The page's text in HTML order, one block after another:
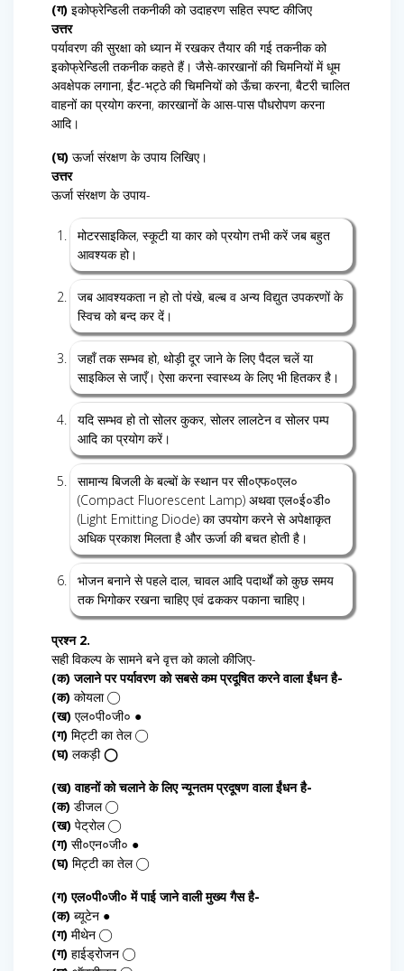
(ग) इकोफ्रेन्डिली तकनीकी को उदाहरण सहित स्पष्ट कीजिए
उत्तर
पर्यावरण की सुरक्षा को ध्यान में रखकर तैयार की गई तकनीक को
इकोफ्रेन्डिली तकनीक कहते हैं। जैसे-कारखानों की चिमनियों में धूम
अवक्षेपक लगाना, ईंट-भट्ठे की चिमनियों को ऊँचा करना, बैटरी चालित
वाहनों का प्रयोग करना, कारखानों के आस-पास पौधरोपण करना
आदि।
(घ) ऊर्जा संरक्षण के उपाय लिखिए।
उत्तर
ऊर्जा संरक्षण के उपाय-
मोटरसाइकिल, स्कूटी या कार को प्रयोग तभी करें जब बहुत
आवश्यक हो।
जब आवश्यकता न हो तो पंखे, बल्ब व अन्य विद्युत उपकरणों के
स्विच को बन्द कर दें।
जहाँ तक सम्भव हो, थोड़ी दूर जाने के लिए पैदल चलें या
साइकिल से जाएँ। ऐसा करना स्वास्थ्य के लिए भी हितकर है।
यदि सम्भव हो तो सोलर कुकर, सोलर लालटेन व सोलर पम्प
आदि का प्रयोग करें।
सामान्य बिजली के बल्बों के स्थान पर सी०एफ०एल०
(Compact Fluorescent Lamp) अथवा एल०ई०डी०
(Light Emitting Diode) का उपयोग करने से अपेक्षाकृत
अधिक प्रकाश मिलता है और ऊर्जा की बचत होती है।
भोजन बनाने से पहले दाल, चावल आदि पदार्थों को कुछ समय
तक भिगोकर रखना चाहिए एवं ढककर पकाना चाहिए।
प्रश्न 2.
सही विकल्प के सामने बने वृत्त को कालो कीजिए-
(क) जलाने पर पर्यावरण को सबसे कम प्रदूषित करने वाला ईंधन है-
(क) कोयला ◯
(ख) एल०पी०जी० ●
(ग) मिट्टी का तेल ◯
(घ) लकड़ी◯
(ख) वाहनों को चलाने के लिए न्यूनतम प्रदूषण वाला ईंधन है-
(क) डीजल ◯
(ख) पेट्रोल ◯
(ग) सी०एन०जी० ●
(घ) मिट्टी का तेल ◯
(ग) एल०पी०जी० में पाई जाने वाली मुख्य गैस है-
(क) ब्यूटेन ●
(ग) मीथेन ◯
(ग) हाईड्रोजन ◯